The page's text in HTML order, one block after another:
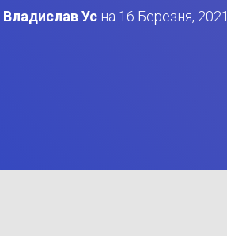
Владислав Усна 16 Березня, 2021